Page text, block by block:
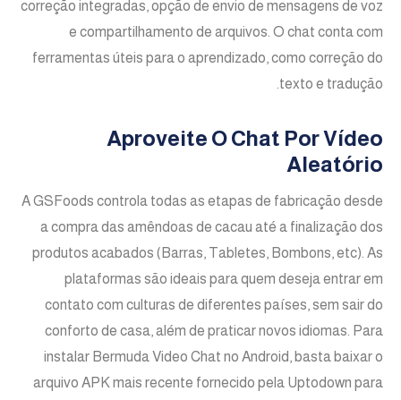
correção integradas, opção de envio de mensagens de voz
e compartilhamento de arquivos. O chat conta com
ferramentas úteis para o aprendizado, como correção do
texto e tradução.
Aproveite O Chat Por Vídeo
Aleatório
A GSFoods controla todas as etapas de fabricação desde
a compra das amêndoas de cacau até a finalização dos
produtos acabados (Barras, Tabletes, Bombons, etc). As
plataformas são ideais para quem deseja entrar em
contato com culturas de diferentes países, sem sair do
conforto de casa, além de praticar novos idiomas. Para
instalar Bermuda Video Chat no Android, basta baixar o
arquivo APK mais recente fornecido pela Uptodown para